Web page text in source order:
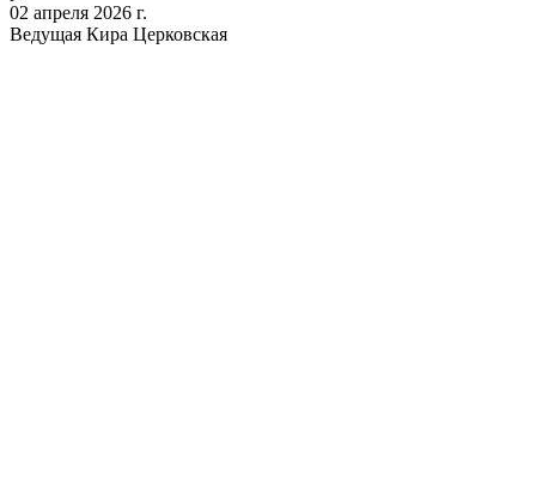
02 апреля 2026 г.
Ведущая Кира Церковская